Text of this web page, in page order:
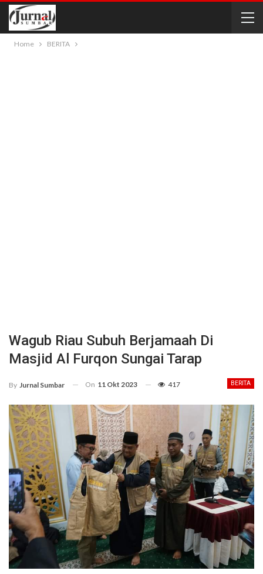
Home BERITA
Wagub Riau Subuh Berjamaah Di
Masjid Al Furqon Sungai Tarap
BERITA
By Jurnal Sumbar On 11 Okt 2023 417